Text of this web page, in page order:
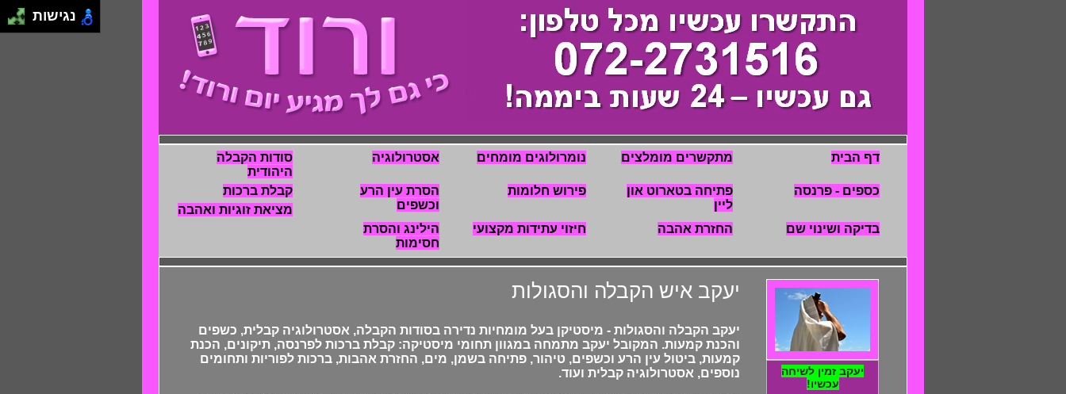
דף הבית מתקשרים מומלצים נומרולוגים מומחים אסטרולוגיה
סודות הקבלה
היהודית
כספים - פרנסה
פתיחה בטארוט און
ליין
פירוש חלומות
הסרת עין הרע
וכשפים
קבלת ברכות
מציאת זוגיות ואהבה
בדיקה ושינוי שם
החזרת אהבה חיזוי עתידות מקצועי
הילינג והסרת
חסימות
יעקב איש הקבלה והסגולות
יעקב זמין לשיחה
עכשיו!
יעקב הקבלה והסגולות - מיסטיקן בעל מומחיות נדירה בסודות הקבלה, אסטרולוגיה קבלית, כשפים
והכנת קמעות. המקובל יעקב מתמחה במגוון תחומי מיסטיקה: קבלת ברכות לפרנסה, תיקונים, הכנת
קמעות, ביטול עין הרע וכשפים, טיהור, פתיחה בשמן, מים, החזרת אהבות, ברכות לפוריות ותחומים
נוספים, אסטרולוגיה קבלית ועוד.
נגישות